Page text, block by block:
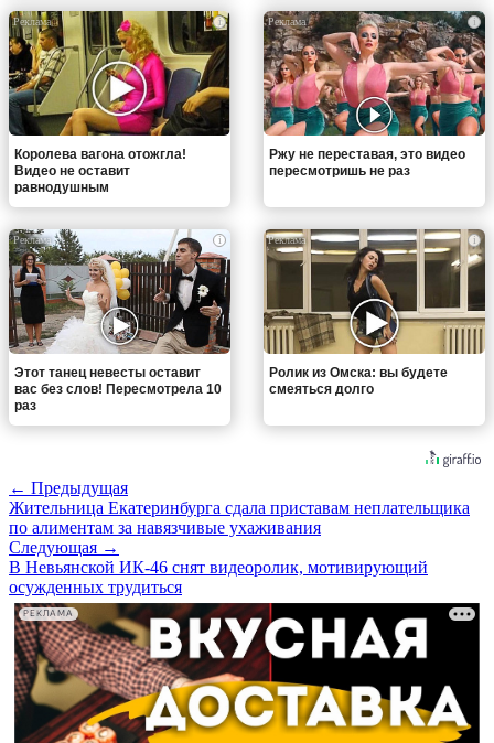
i
Королева вагона отожгла!
Видео не оставит
равнодушным
i
Ржу не переставая, это видео
пересмотришь не раз
i
Этот танец невесты оставит
вас без слов! Пересмотрела 10
раз
i
Ролик из Омска: вы будете
смеяться долго
← Предыдущая
Жительница Екатеринбурга сдала приставам неплательщика
по алиментам за навязчивые ухаживания
Следующая →
В Невьянской ИК-46 снят видеоролик, мотивирующий
осужденных трудиться
РЕКЛАМА